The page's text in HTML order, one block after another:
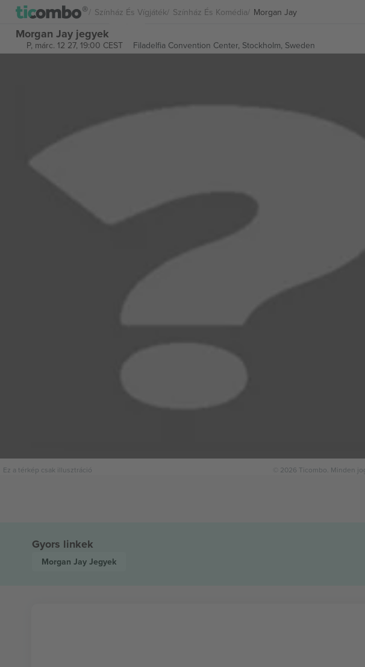
Színház És Vígjáték Színház És Komédia Morgan Jay
Morgan Jay jegyek
P, márc. 12 27, 19:00 CEST Filadelfia Convention Center, Stockholm, Sweden
Ez a térkép csak illusztráció © 2026 Ticombo. Minden
Gyors linkek
Morgan Jay Jegyek